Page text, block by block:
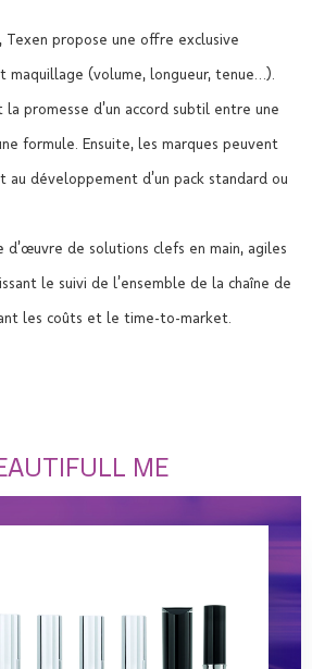
Texen propose une offre exclusive
(volume, longueur, tenue…).
promesse d’un accord subtil entre une
formule. Ensuite, les marques peuvent
au développement d’un pack standard ou
de solutions clefs en main, agiles
le suivi de l’ensemble de la chaîne de
les coûts et le time-to-market.
ME